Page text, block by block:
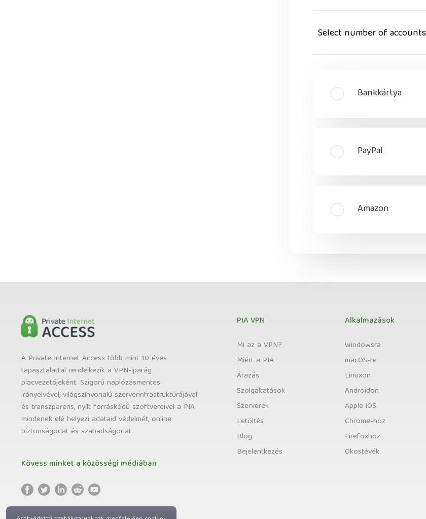
Select number of accounts
Bankkártya
PayPal
Amazon
A Private Internet Access több mint 10 éves
tapasztalattal rendelkezik a VPN-iparág
piacvezetőjeként. Szigorú naplózásmentes
irányelvével, világszínvonalú szerverinfrastruktúrájával
és transzparens, nyílt forráskódú szoftvereivel a PIA
mindenek elé helyezi adataid védelmét, online
biztonságodat és szabadságodat.
Kövess minket a közösségi médiában
PIA VPN
Mi az a VPN?
Miért a PIA
Árazás
Szolgáltatások
Szerverek
Letöltés
Blog
Bejelentkezés
Alkalmazások
Windowsra
macOS-re
Linuxon
Androidon
Apple iOS
Chrome-hoz
Firefoxhoz
Okostévék